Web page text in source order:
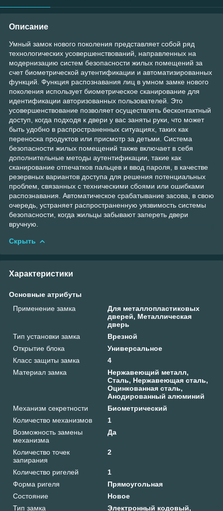
Описание
Умный замок нового поколения представляет собой ряд
технологических усовершенствований, направленных на
модернизацию систем безопасности жилых помещений за
счет биометрической аутентификации и автоматизированных
функций. Функция распознавания лиц в умном замке нового
поколения использует биометрическое сканирование для
идентификации авторизованных пользователей. Это
усовершенствование позволяет осуществлять бесконтактный
доступ, когда подходя к двери у вас заняты руки, что может
быть удобно в распространенных ситуациях, таких как
переноска продуктов или присмотр за детьми. Система
безопасности жилых помещений также включает в себя
дополнительные методы аутентификации, такие как
сканирование отпечатков пальцев и ввод пароля, в качестве
резервных вариантов доступа для решения потенциальных
проблем, связанных с техническими сбоями или ошибками
распознавания. Автоматическое срабатывание засова, в свою
очередь, устраняет распространенную уязвимость системы
безопасности, когда жильцы забывают запереть двери
вручную.
Скрыть
Характеристики
Основные атрибуты
Применение замка
Для металлопластиковых
дверей, Металлическая
дверь
Тип установки замка
Врезной
Открытие блока
Универсальное
Класс защиты замка
4
Материал замка
Нержавеющий металл,
Сталь, Нержавеющая сталь,
Оцинкованная сталь,
Анодированный алюминий
Механизм секретности
Биометрический
Количество механизмов
1
Возможность замены
механизма
Да
Количество точек
запирания
2
Количество ригелей
1
Форма ригеля
Прямоугольная
Состояние
Новое
Тип замка
Электронный кодовый,